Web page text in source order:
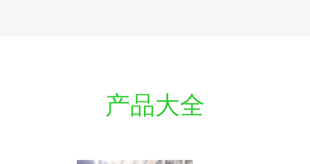
产品大全